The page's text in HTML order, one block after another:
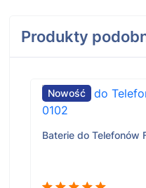
Produkty
Nowość
Baterie do Telefonów